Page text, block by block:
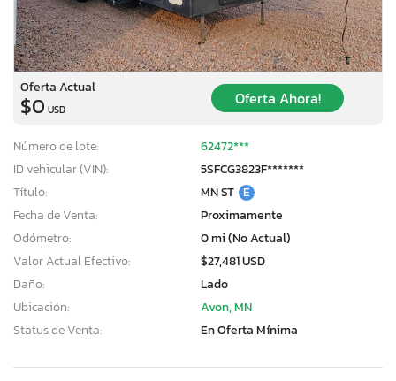
Oferta Actual
$0 USD
Oferta Ahora!
Número de lote:
62472***
ID vehicular (VIN):
5SFCG3823F*******
Título:
MN ST E
Fecha de Venta:
Proximamente
Odómetro:
0 mi (No Actual)
Valor Actual Efectivo:
$27,481 USD
Daño:
Lado
Ubicación:
Avon, MN
Status de Venta:
En Oferta Mínima